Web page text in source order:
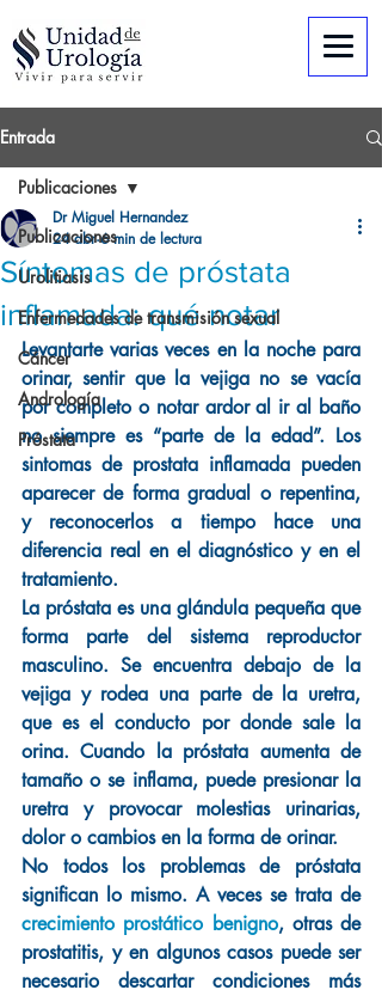
Entrada
Publicaciones
Urolitiasis
Enfermedades de transmisión sexual
Cáncer
Andrología
Próstata
Publicaciones
Síntomas de próstata
inflamada: qué notar
Dr Miguel Hernandez
24 abr 6 min de lectura
Levantarte varias veces en la noche para
orinar, sentir que la vejiga no se vacía
por completo o notar ardor al ir al baño
no siempre es “parte de la edad”. Los
sintomas de prostata inflamada pueden
aparecer de forma gradual o repentina,
y reconocerlos a tiempo hace una
diferencia real en el diagnóstico y en el
tratamiento.
La próstata es una glándula pequeña que
forma parte del sistema reproductor
masculino. Se encuentra debajo de la
vejiga y rodea una parte de la uretra,
que es el conducto por donde sale la
orina. Cuando la próstata aumenta de
tamaño o se inflama, puede presionar la
uretra y provocar molestias urinarias,
dolor o cambios en la forma de orinar.
No todos los problemas de próstata
significan lo mismo. A veces se trata de
crecimiento prostático benigno, otras de
prostatitis, y en algunos casos puede ser
necesario descartar condiciones más